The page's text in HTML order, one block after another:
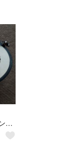
リンクスオブロンドン ブレスレット